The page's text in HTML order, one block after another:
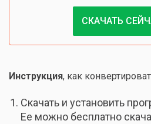
СКАЧАТЬ
Инструкция, как
Скачать и установить
Ее можно бесплатно